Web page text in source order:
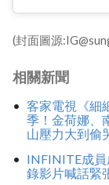
(封面圖源
相關新聞
客家電視《細
季！金荷娜、
山壓力大到偷
INFINITE成員
錄影片喊話緊